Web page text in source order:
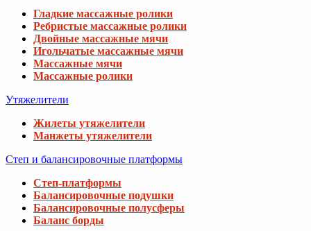
Гладкие массажные ролики
Ребристые массажные ролики
Двойные массажные мячи
Игольчатые массажные мячи
Массажные мячи
Массажные ролики
Утяжелители
Жилеты утяжелители
Манжеты утяжелители
Степ и балансировочные платформы
Степ-платформы
Балансировочные подушки
Балансировочные полусферы
Баланс борды